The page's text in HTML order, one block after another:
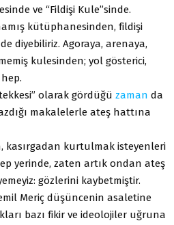
ve “Fildişi Kule”sinde.
kütüphanesinden, fildişi
diyebiliriz. Agoraya, arenaya,
kulesinden; yol gösterici,
olarak gördüğü zaman da
makalelerle ateş hattına
kasırgadan kurtulmak isteyenleri
yerinde, zaten artık ondan ateş
gözlerini kaybetmiştir.
Meriç düşüncenin asaletine
bazı fikir ve ideolojiler uğruna